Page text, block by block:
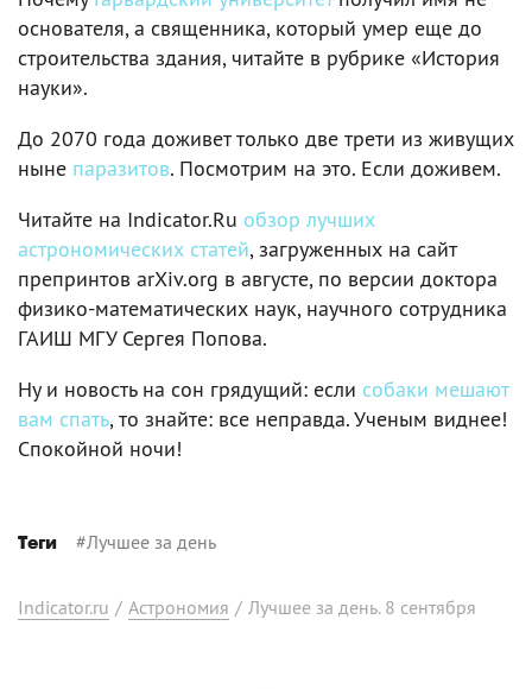
основателя, а священника, который умер еще до
строительства здания, читайте в рубрике «История
науки».
До 2070 года доживет только две трети из живущих
ныне паразитов. Посмотрим на это. Если доживем.
Читайте на Indicator.Ru обзор лучших
астрономических статей, загруженных на сайт
препринтов arXiv.org в августе, по версии доктора
физико-математических наук, научного сотрудника
ГАИШ МГУ Сергея Попова.
Ну и новость на сон грядущий: если собаки мешают
вам спать, то знайте: все неправда. Ученым виднее!
Спокойной ночи!
Теги #Лучшее за день
Indicator.ru / Астрономия / Лучшее за день. 8 сентября